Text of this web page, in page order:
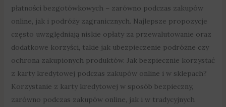
płatności bezgotówkowych – zarówno podczas zakupów
online, jak i podróży zagranicznych. Najlepsze propozycje
często uwzględniają niskie opłaty za przewalutowanie oraz
dodatkowe korzyści, takie jak ubezpieczenie podróżne czy
ochrona zakupionych produktów. Jak bezpiecznie korzystać
z karty kredytowej podczas zakupów online i w sklepach?
Korzystanie z karty kredytowej w sposób bezpieczny,
zarówno podczas zakupów online, jak i w tradycyjnych